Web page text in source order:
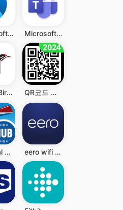
Microsoft Authenticator Microsoft Teams
Merlin Bird ID by Cornell Lab QR코드 리더 - QR과 바코드 스캐너, QR 스캐너
Carnival HUB eero wifi system